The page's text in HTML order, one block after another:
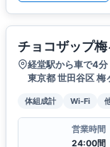
チョコザップ
経堂駅から車で4分
東京都 世田谷区 梅
体組成計 Wi-Fi
営業時間
24:00間